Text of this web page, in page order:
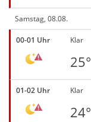
Samstag, 08.08.
00-01 Uhr Klar
25°
01-02 Uhr Klar
24°